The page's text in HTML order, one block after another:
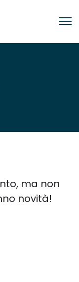
ma non
novità!